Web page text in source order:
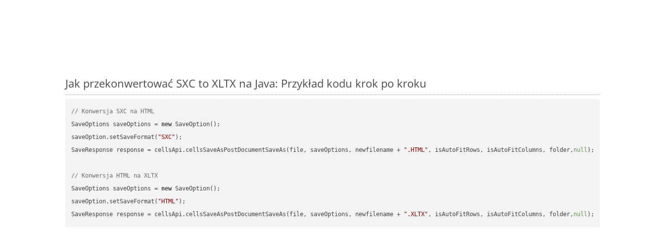
Jak przekonwertować SXC to XLTX na Java: Przykład kodu krok po kroku
// Konwersja SXC na HTML
SaveOptions saveOptions = new SaveOption();
saveOption.setSaveFormat( "SXC" );
SaveResponse response = cellsApi.cellsSaveAsPostDocumentSaveAs(file, saveOptions, newfilename +
".HTML" , isAutoFitRows, isAutoFitColumns, folder, null );
// Konwersja HTML na XLTX
SaveOptions saveOptions = new SaveOption();
saveOption.setSaveFormat( "HTML" );
SaveResponse response = cellsApi.cellsSaveAsPostDocumentSaveAs(file, saveOptions, newfilename +
".XLTX" , isAutoFitRows, isAutoFitColumns, folder, null